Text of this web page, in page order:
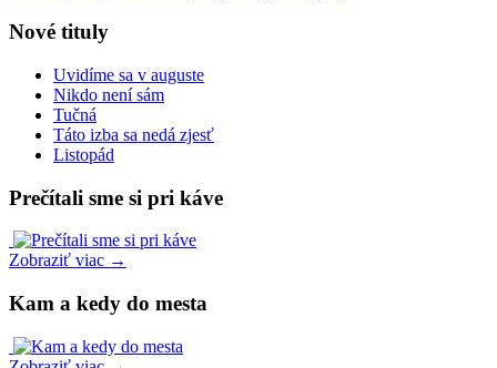
Nové tituly
Uvidíme sa v auguste
Nikdo není sám
Tučná
Táto izba sa nedá zjesť
Listopád
Prečítali sme si pri káve
Zobraziť viac →
Kam a kedy do mesta